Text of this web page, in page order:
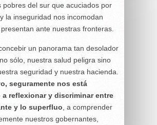
pobres del sur que acuciados por
la inseguridad nos incomodan
ante nuestras fronteras.
un panorama tan desolador
sólo, nuestra salud peligra sino
seguridad y nuestra hacienda.
seguramente nos está
a reflexionar y discriminar entre
y lo superfluo , a comprender
nuestros gobernantes,